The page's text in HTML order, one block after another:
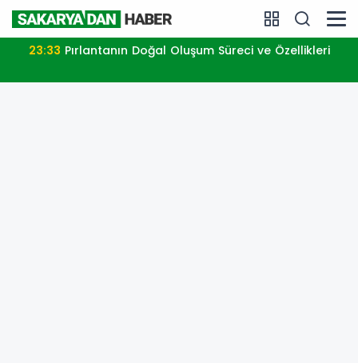
23:33 Pırlantanın Doğal Oluşum Süreci ve Özellikleri